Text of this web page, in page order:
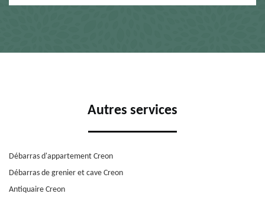
Autres services
Débarras d'appartement Creon
Débarras de grenier et cave Creon
Antiquaire Creon